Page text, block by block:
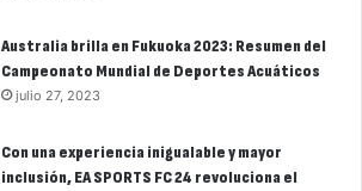
Australia brilla en Fukuoka 2023: Resumen del
Campeonato Mundial de Deportes Acuáticos
julio 27, 2023
Con una experiencia inigualable y mayor
inclusión, EA SPORTS FC 24 revoluciona el